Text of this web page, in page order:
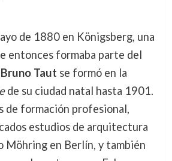
de 1880 en Königsberg, una
entonces formaba parte del
Bruno Taut se formó en la
de su ciudad natal hasta 1901.
de formación profesional,
estudios de arquitectura
Möhring en Berlín, y también